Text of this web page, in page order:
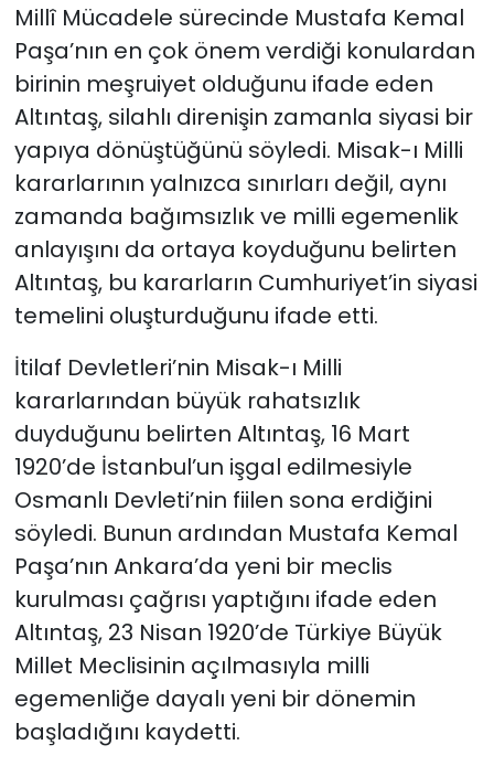
Millî Mücadele sürecinde Mustafa Kemal
Paşa’nın en çok önem verdiği konulardan
birinin meşruiyet olduğunu ifade eden
Altıntaş, silahlı direnişin zamanla siyasi bir
yapıya dönüştüğünü söyledi. Misak-ı Milli
kararlarının yalnızca sınırları değil, aynı
zamanda bağımsızlık ve milli egemenlik
anlayışını da ortaya koyduğunu belirten
Altıntaş, bu kararların Cumhuriyet’in siyasi
temelini oluşturduğunu ifade etti.
İtilaf Devletleri’nin Misak-ı Milli
kararlarından büyük rahatsızlık
duyduğunu belirten Altıntaş, 16 Mart
1920’de İstanbul’un işgal edilmesiyle
Osmanlı Devleti’nin fiilen sona erdiğini
söyledi. Bunun ardından Mustafa Kemal
Paşa’nın Ankara’da yeni bir meclis
kurulması çağrısı yaptığını ifade eden
Altıntaş, 23 Nisan 1920’de Türkiye Büyük
Millet Meclisinin açılmasıyla milli
egemenliğe dayalı yeni bir dönemin
başladığını kaydetti.